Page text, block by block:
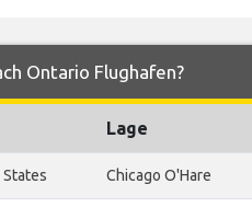
Ontario Flughafen?
Lage
Chicago O'Hare